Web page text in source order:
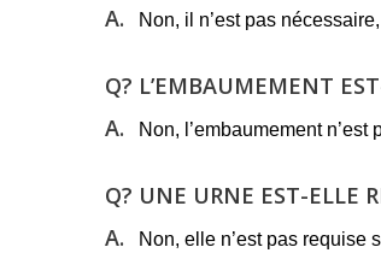
A.
Non, il n’est pas
Q? L’EMBAUMEMENT
A.
Non, l’embaumement
Q? UNE URNE EST-ELLE
A.
Non, elle n’est pas requise